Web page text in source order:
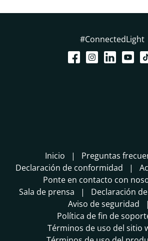
#ConnectedLight
Inicio
Preguntas
Declaración de conformidad
Ponte en contacto con
Sala de prensa
Declaración
Aviso de seguridad
Política de fin de
Términos de uso del sitio